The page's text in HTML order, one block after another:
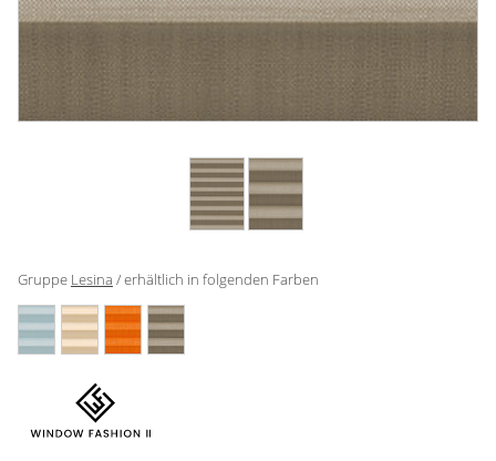
Gardinenstange
Stoffe
Panneaux
Gruppe Lesina / erhältlich in folgenden Farben